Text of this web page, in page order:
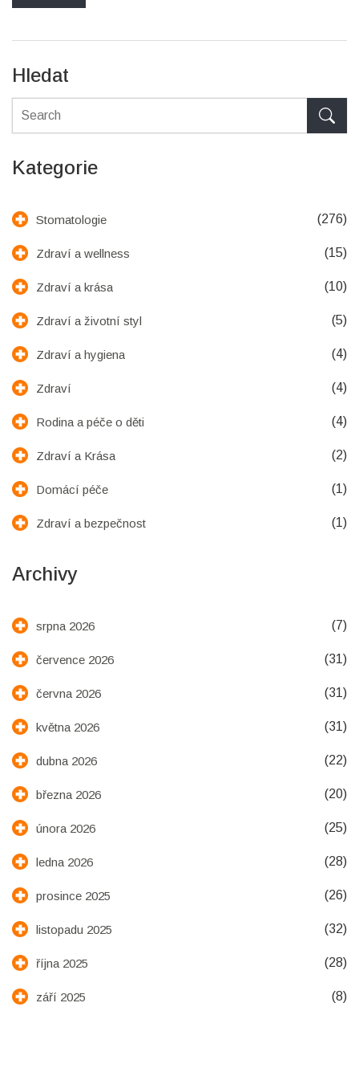
Hledat
Kategorie
Stomatologie (276)
Zdraví a wellness (15)
Zdraví a krása (10)
Zdraví a životní styl (5)
Zdraví a hygiena (4)
Zdraví (4)
Rodina a péče o děti (4)
Zdraví a Krása (2)
Domácí péče (1)
Zdraví a bezpečnost (1)
Archivy
srpna 2026 (7)
července 2026 (31)
června 2026 (31)
května 2026 (31)
dubna 2026 (22)
března 2026 (20)
února 2026 (25)
ledna 2026 (28)
prosince 2025 (26)
listopadu 2025 (32)
října 2025 (28)
září 2025 (8)